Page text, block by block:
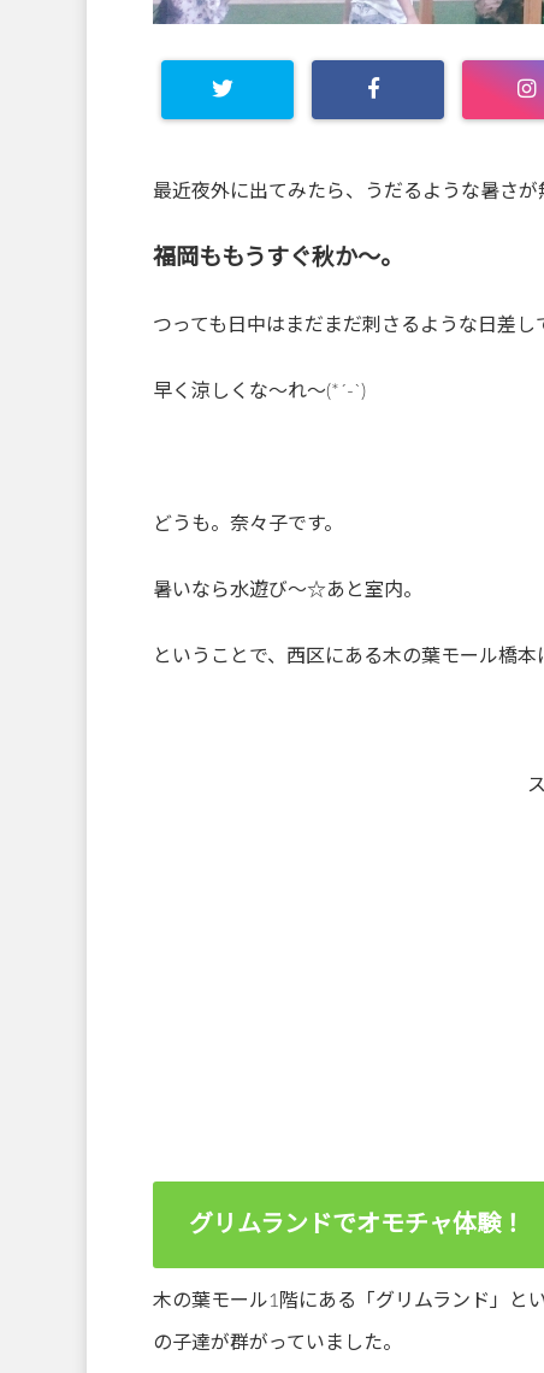
最近夜外に出てみたら、うだるような暑さが
福岡ももうすぐ秋か～。
つっても日中はまだまだ刺さるような日差し
早く涼しくな～れ～(*´-`)
どうも。奈々子です。
暑いなら水遊び～☆あと室内。
ということで、西区にある木の葉モール橋
グリムランドでオモチャ体験！
木の葉モール1階にある「グリムランド」と
の子達が群がっていました。